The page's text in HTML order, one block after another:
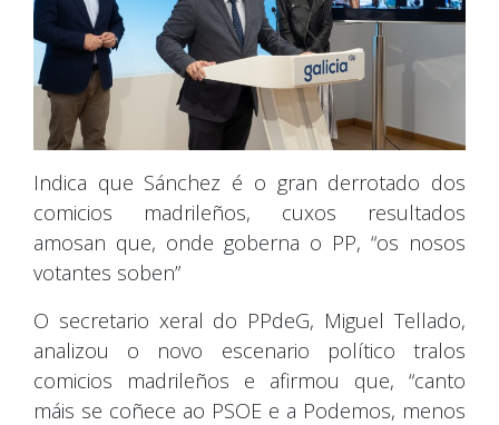
Indica que Sánchez é o gran derrotado dos
comicios madrileños, cuxos resultados
amosan que, onde goberna o PP, “os nosos
votantes soben”
O secretario xeral do PPdeG, Miguel Tellado,
analizou o novo escenario político tralos
comicios madrileños e afirmou que, “canto
máis se coñece ao PSOE e a Podemos, menos